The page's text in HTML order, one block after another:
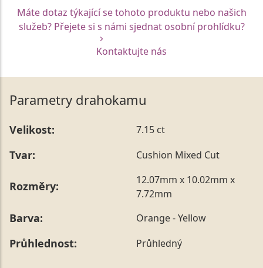
Máte dotaz týkající se tohoto produktu nebo našich
služeb? Přejete si s námi sjednat osobní prohlídku?
Kontaktujte nás
Parametry drahokamu
Velikost: 7.15 ct
Tvar: Cushion Mixed Cut
Rozměry:
12.07mm x 10.02mm x
7.72mm
Barva: Orange - Yellow
Průhlednost: Průhledný